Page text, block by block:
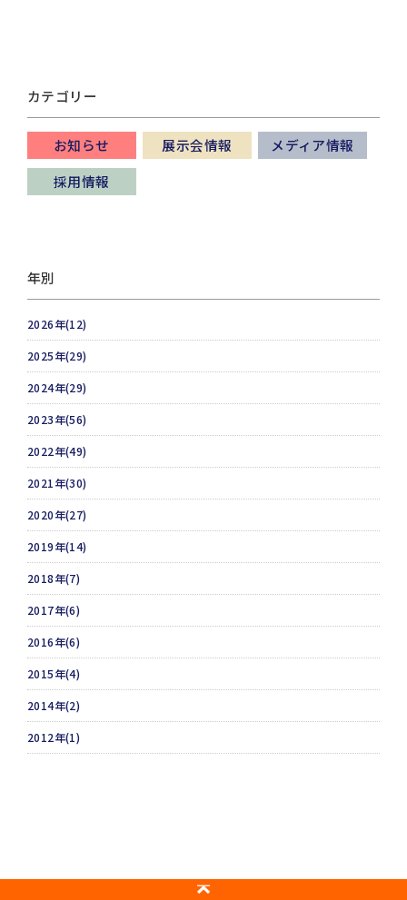
カテゴリー
お知らせ 展示会情報
メディア情報
採用情報
年別
2026年(12)
2025年(29)
2024年(29)
2023年(56)
2022年(49)
2021年(30)
2020年(27)
2019年(14)
2018年(7)
2017年(6)
2016年(6)
2015年(4)
2014年(2)
2012年(1)